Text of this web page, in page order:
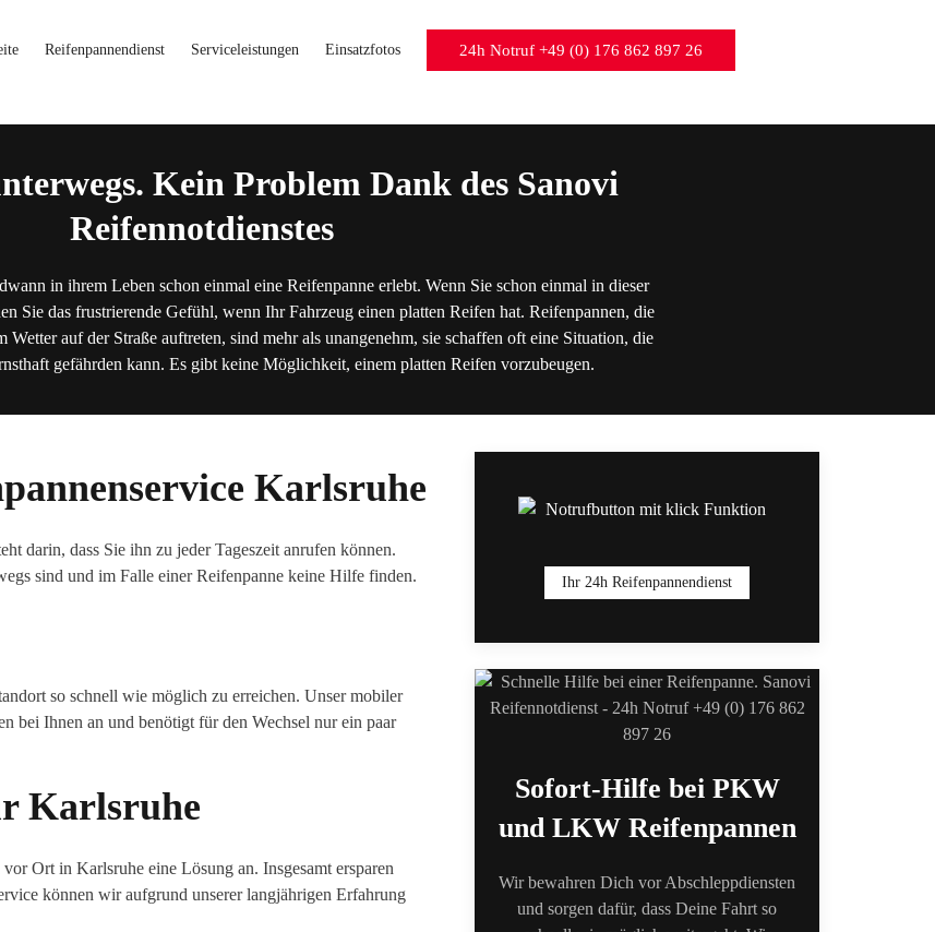
Reifenpannendienst Serviceleistungen Einsatzfotos 24h Notruf +49 (0) 176 862 897 26
Kein Problem Dank des Sanovi
Reifennotdienstes
in ihrem Leben schon einmal eine Reifenpanne erlebt. Wenn Sie schon einmal in dieser
Sie das frustrierende Gefühl, wenn Ihr Fahrzeug einen platten Reifen hat. Reifenpannen, die
Wetter auf der Straße auftreten, sind mehr als unangenehm, sie schaffen oft eine Situation, die
gefährden kann. Es gibt keine Möglichkeit, einem platten Reifen vorzubeugen.
Karlsruhe
darin, dass Sie ihn zu jeder Tageszeit anrufen können.
sind und im Falle einer Reifenpanne keine Hilfe finden.
so schnell wie möglich zu erreichen. Unser mobiler
bei Ihnen an und benötigt für den Wechsel nur ein paar
Karlsruhe
Ort in Karlsruhe eine Lösung an. Insgesamt ersparen
können wir aufgrund unserer langjährigen Erfahrung
Ihr 24h Reifenpannendienst
Sofort-Hilfe bei PKW
und LKW Reifenpannen
Wir bewahren Dich vor Abschleppdiensten
und sorgen dafür, dass Deine Fahrt so